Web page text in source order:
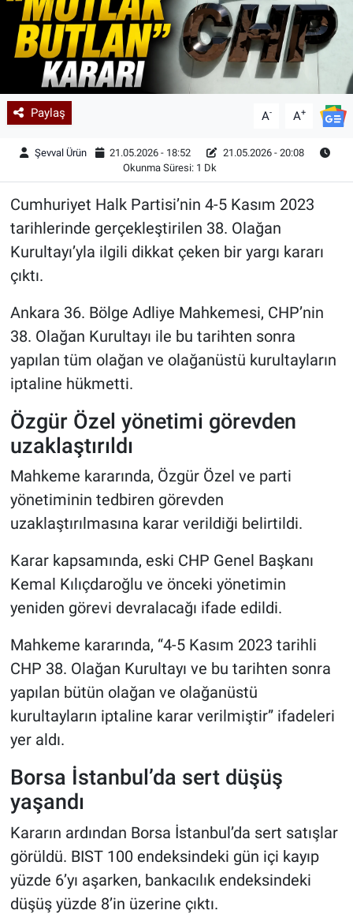
Paylaş A- A+
Şevval Ürün 21.05.2026 - 18:52
21.05.2026 - 20:08
Okunma Süresi: 1 Dk
Cumhuriyet Halk Partisi’nin 4-5 Kasım 2023
tarihlerinde gerçekleştirilen 38. Olağan
Kurultayı’yla ilgili dikkat çeken bir yargı kararı
çıktı.
Ankara 36. Bölge Adliye Mahkemesi, CHP’nin
38. Olağan Kurultayı ile bu tarihten sonra
yapılan tüm olağan ve olağanüstü kurultayların
iptaline hükmetti.
Özgür Özel yönetimi görevden
uzaklaştırıldı
Mahkeme kararında, Özgür Özel ve parti
yönetiminin tedbiren görevden
uzaklaştırılmasına karar verildiği belirtildi.
Karar kapsamında, eski CHP Genel Başkanı
Kemal Kılıçdaroğlu ve önceki yönetimin
yeniden görevi devralacağı ifade edildi.
Mahkeme kararında, “4-5 Kasım 2023 tarihli
CHP 38. Olağan Kurultayı ve bu tarihten sonra
yapılan bütün olağan ve olağanüstü
kurultayların iptaline karar verilmiştir” ifadeleri
yer aldı.
Borsa İstanbul’da sert düşüş
yaşandı
Kararın ardından Borsa İstanbul’da sert satışlar
görüldü. BIST 100 endeksindeki gün içi kayıp
yüzde 6’yı aşarken, bankacılık endeksindeki
düşüş yüzde 8’in üzerine çıktı.
Teknoloji
Yazarlar
Astroloji-Rüya